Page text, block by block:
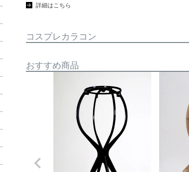
詳細はこちら
コスプレカラコン
おすすめ商品